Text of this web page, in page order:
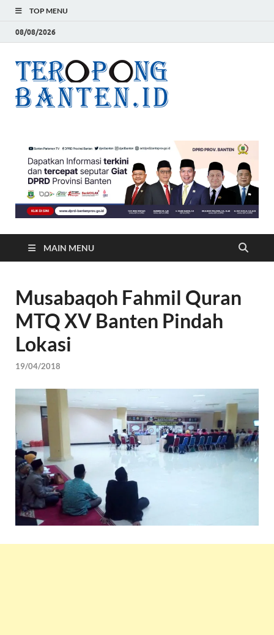
TOP MENU
08/08/2026
MAIN MENU
Musabaqoh Fahmil Quran
MTQ XV Banten Pindah
Lokasi
19/04/2018